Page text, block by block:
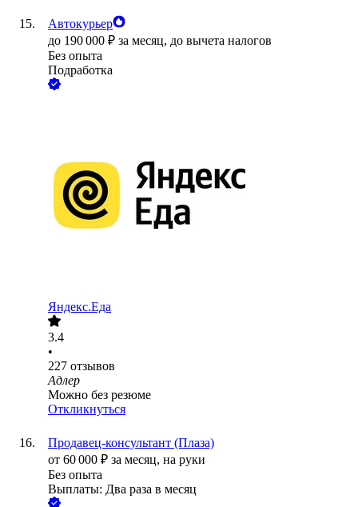
Автокурьер
до 190 000 ₽ за месяц, до вычета налогов
Без опыта
Подработка
Яндекс.Еда
3.4
•
227 отзывов
Адлер
Можно без резюме
Откликнуться
Продавец-консультант (Плаза)
от 60 000 ₽ за месяц, на руки
Без опыта
Выплаты: Два раза в месяц